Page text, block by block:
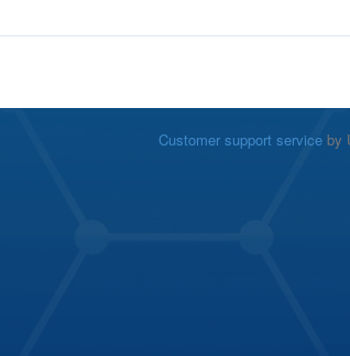
Customer support serviceby